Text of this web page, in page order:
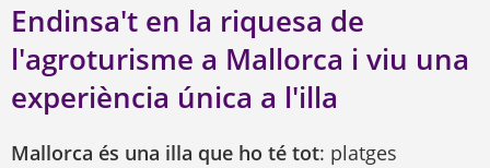
Endinsa't en la riquesa de
l'agroturisme a Mallorca i viu una
experiència única a l'illa
Mallorca és una illa que ho té tot: platges